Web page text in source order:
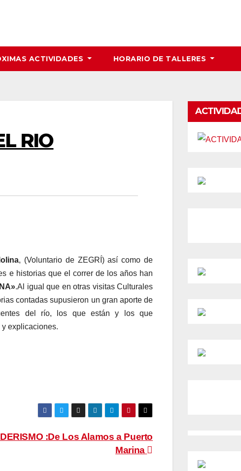
ACTIVIDADES HORARIO DE TALLERES
RIO
, (Voluntario de ZEGRÍ) así como de
e historias que el correr de los años han
.Al igual que en otras visitas Culturales
contadas supusieron un gran aporte de
del río, los que están y los que
explicaciones.
:De Los Alamos a Puerto
Marina